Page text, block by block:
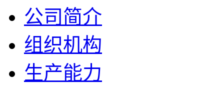
公司简介
组织机构
生产能力